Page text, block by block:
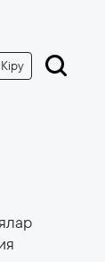
Кіру